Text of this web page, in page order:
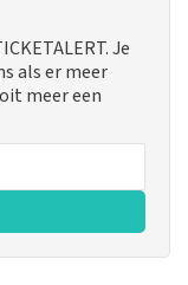
Je
als er meer
meer een